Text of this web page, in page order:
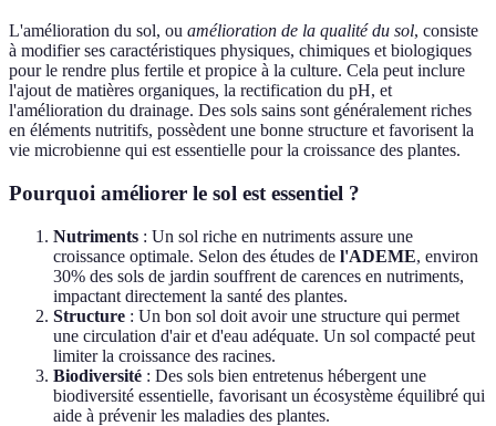
L'amélioration du sol, ou amélioration de la qualité du sol, consiste
à modifier ses caractéristiques physiques, chimiques et biologiques
pour le rendre plus fertile et propice à la culture. Cela peut inclure
l'ajout de matières organiques, la rectification du pH, et
l'amélioration du drainage. Des sols sains sont généralement riches
en éléments nutritifs, possèdent une bonne structure et favorisent la
vie microbienne qui est essentielle pour la croissance des plantes.
Pourquoi améliorer le sol est essentiel ?
Nutriments : Un sol riche en nutriments assure une
croissance optimale. Selon des études de l'ADEME, environ
30% des sols de jardin souffrent de carences en nutriments,
impactant directement la santé des plantes.
Structure : Un bon sol doit avoir une structure qui permet
une circulation d'air et d'eau adéquate. Un sol compacté peut
limiter la croissance des racines.
Biodiversité : Des sols bien entretenus hébergent une
biodiversité essentielle, favorisant un écosystème équilibré qui
aide à prévenir les maladies des plantes.